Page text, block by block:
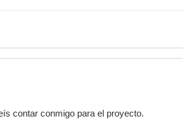
contar conmigo para el proyecto.